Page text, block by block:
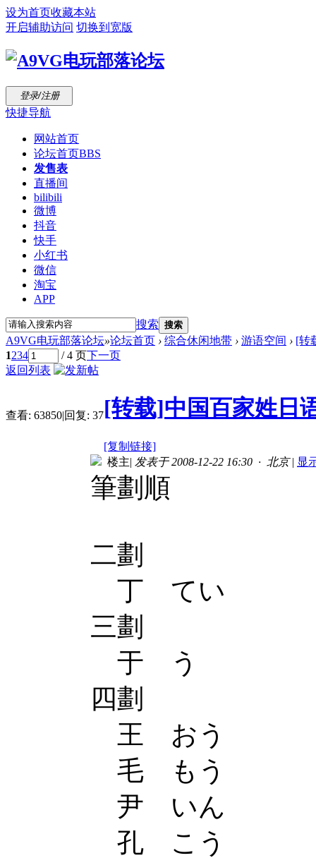
设为首页收藏本站
开启辅助访问 切换到宽版
登录/注册
快捷导航
网站首页
论坛首页BBS
发售表
直播间
bilibili
微博
抖音
快手
小红书
微信
淘宝
APP
搜索 搜索
A9VG电玩部落论坛»论坛首页 › 综合休闲地带 › 游语空间 › [转
1234 / 4 页下一页
返回列表
查看: 63850|回复: 37[转载]中国百家姓日
[复制链接]
楼主| 发表于 2008-12-22 16:30 · 北京 | 显
筆劃順
二劃
丁 てい
三劃
于 う
四劃
王 おう
毛 もう
尹 いん
孔 こう